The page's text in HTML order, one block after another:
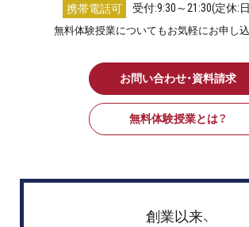
携帯電話可 受付:9:30～21:30(定休:
無料体験授業についてもお気軽にお申し
お問い合わせ・資料請求
無料体験授業とは？
創業以来、